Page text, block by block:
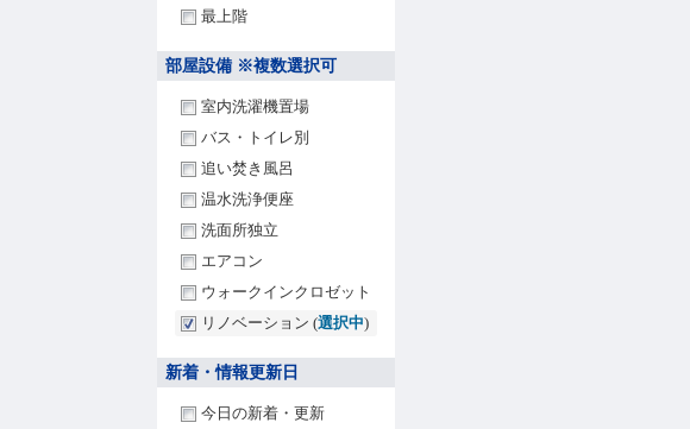
最上階
部屋設備 ※複数選択可
室内洗濯機置場
バス・トイレ別
追い焚き風呂
温水洗浄便座
洗面所独立
エアコン
ウォークインクロゼット
リノベーション (選択中)
新着・情報更新日
今日の新着・更新